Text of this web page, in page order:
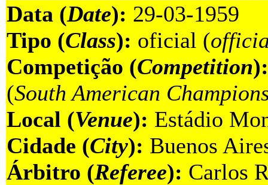
Data (Date): 29-03-1959
Tipo (Class): oficial (
Competição (Competition):
(South American
Local (Venue): Estádio
Cidade (City): Buenos
Árbitro (Referee): Carlos